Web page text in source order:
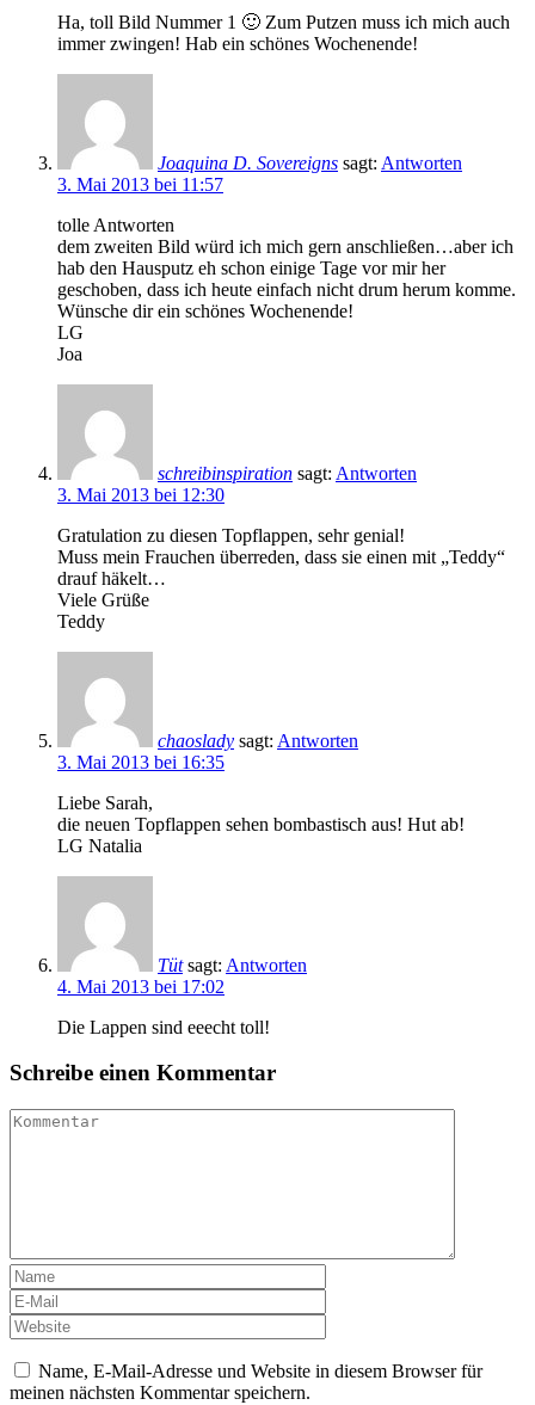
Ha, toll Bild Nummer 1 🙂 Zum Putzen muss ich mich auch
immer zwingen! Hab ein schönes Wochenende!
Joaquina D. Sovereigns sagt: Antworten
3. Mai 2013 bei 11:57
tolle Antworten
dem zweiten Bild würd ich mich gern anschließen…aber ich
hab den Hausputz eh schon einige Tage vor mir her
geschoben, dass ich heute einfach nicht drum herum komme.
Wünsche dir ein schönes Wochenende!
LG
Joa
schreibinspiration sagt: Antworten
3. Mai 2013 bei 12:30
Gratulation zu diesen Topflappen, sehr genial!
Muss mein Frauchen überreden, dass sie einen mit „Teddy“
drauf häkelt…
Viele Grüße
Teddy
chaoslady sagt: Antworten
3. Mai 2013 bei 16:35
Liebe Sarah,
die neuen Topflappen sehen bombastisch aus! Hut ab!
LG Natalia
Tüt sagt: Antworten
4. Mai 2013 bei 17:02
Die Lappen sind eeecht toll!
Schreibe einen Kommentar
Name, E-Mail-Adresse und Website in diesem Browser für
meinen nächsten Kommentar speichern.